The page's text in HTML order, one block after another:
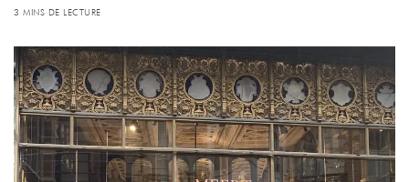
3 MINS DE LECTURE